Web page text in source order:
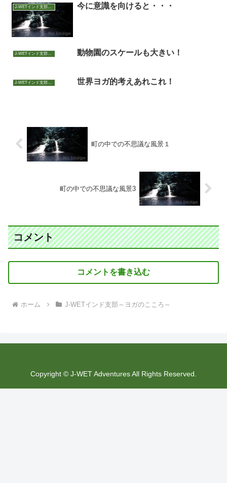
J-WETインド支部～ヨガのこころ～ 今に意識を向けると・・・
J-WETインド支部～ヨガのこころ～ 動物園のスケールも大きい！
J-WETインド支部～ヨガのこころ～ 世界ヨガ的考えあれこれ！
町の中での不思議な風景１
町の中での不思議な風景3
コメント
コメントを書き込む
ホーム J-WETインド支部～ヨガのこころ～
Copyright © J-WET Adventures All Rights Reserved.